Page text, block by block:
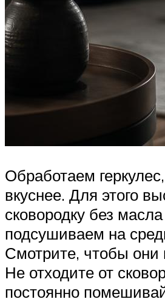
Обработаем
вкуснее. Для этого
сковородку без
подсушиваем на
Смотрите, чтобы они
Не отходите от
постоянно